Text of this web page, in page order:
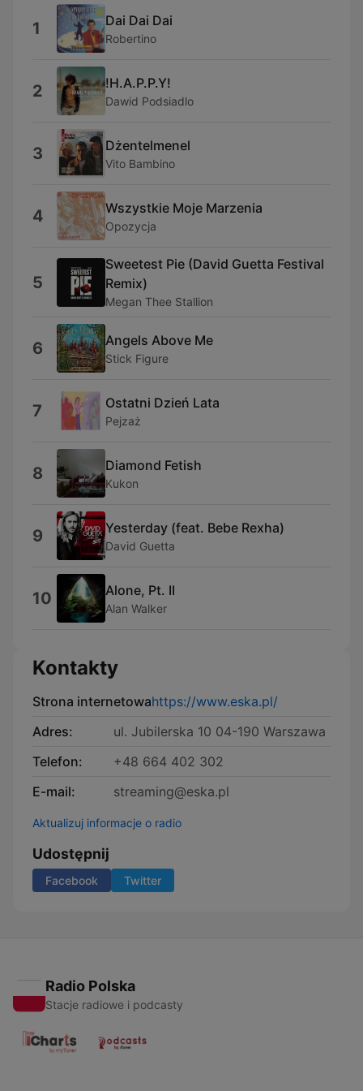
1 Dai Dai Dai
Robertino
2 !H.A.P.P.Y!
Dawid Podsiadlo
3 Dżentelmenel
Vito Bambino
4 Wszystkie Moje Marzenia
Opozycja
5
Sweetest Pie (David Guetta Festival
Remix)
Megan Thee Stallion
6 Angels Above Me
Stick Figure
7 Ostatni Dzień Lata
Pejzaż
8 Diamond Fetish
Kukon
9 Yesterday (feat. Bebe Rexha)
David Guetta
10 Alone, Pt. II
Alan Walker
Kontakty
Strona internetowahttps://www.eska.pl/
Adres:
ul. Jubilerska 10 04-190 Warszawa
Telefon:
+48 664 402 302
E-mail:
streaming@eska.pl
Aktualizuj informacje o radio
Udostępnij
Facebook Twitter
Radio Polska
Stacje radiowe i podcasty